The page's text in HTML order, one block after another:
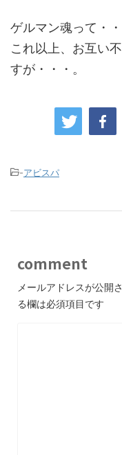
ゲルマン魂って・・
これ以上、お互い
すが・・・。
-アビスパ
comment
メールアドレスが公開
る欄は必須項目です